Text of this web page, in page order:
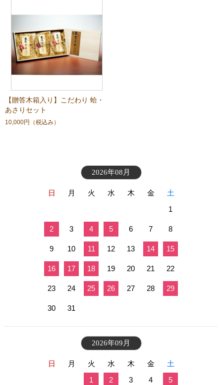
【贈答木箱入り】こだわり 蛤・
あさりセット
10,000円 （税込み）
2026年08月
日 月 火 水 木 金
土
1
2 3 4 5 6 7 8
9 10 11 12 13 14 15
16 17 18 19 20 21 22
23 24 25 26 27 28 29
30 31
2026年09月
日 月 火 水 木 金
土
1
2 3 4 5